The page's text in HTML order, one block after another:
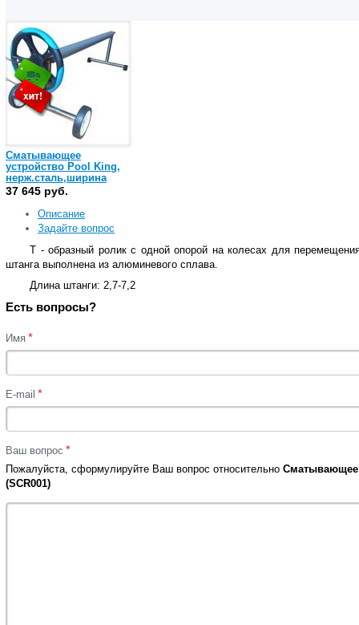
Код товара:
Сматывающее
устройство Pool King,
нерж.сталь,ширина
бас. 4/5,5 м, телескоп,
штанга, 4.9/6.45 м
(SCR083)
37 645 руб.
Описание
Задайте вопрос
Т - образный ролик с одной опорой на колесах для
штанга выполнена из алюминевого сплава.
Длина штанги: 2,7-7,2
Есть вопросы?
Имя *
E-mail *
Ваш вопрос *
Пожалуйста, сформулируйте Ваш вопрос относительно Сматывающее
(SCR001)